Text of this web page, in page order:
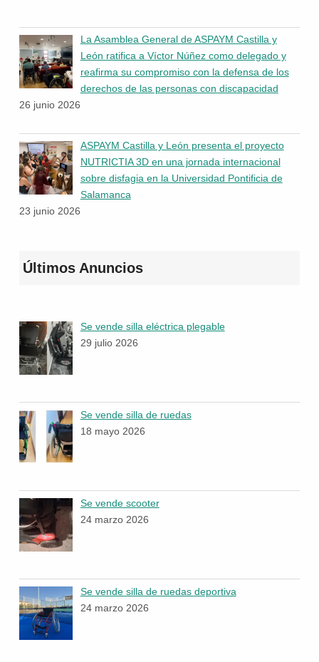
La Asamblea General de ASPAYM Castilla y
León ratifica a Víctor Núñez como delegado y
reafirma su compromiso con la defensa de los
derechos de las personas con discapacidad
26 junio 2026
ASPAYM Castilla y León presenta el proyecto
NUTRICTIA 3D en una jornada internacional
sobre disfagia en la Universidad Pontificia de
Salamanca
23 junio 2026
Últimos Anuncios
Se vende silla eléctrica plegable
29 julio 2026
Se vende silla de ruedas
18 mayo 2026
Se vende scooter
24 marzo 2026
Se vende silla de ruedas deportiva
24 marzo 2026